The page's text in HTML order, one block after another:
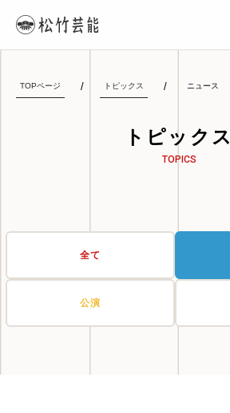
TOPページ トピックス ニュース
トピックス
TOPICS
全て
公演